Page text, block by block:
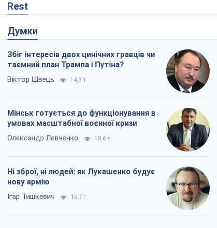
Rest
Думки
Збіг інтересів двох цинічних гравців чи
таємний план Трампа і Путіна?
Віктор Швець 14,3 т.
Мінськ готується до функціонування в
умовах масштабної воєнної кризи
Олександр Левченко 18,6 т.
Ні зброї, ні людей: як Лукашенко будує
нову армію
Ігар Тишкевич 15,7 т.